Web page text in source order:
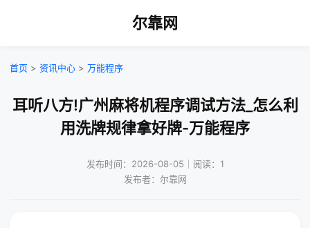
尔靠网
首页 > 资讯中心 > 万能程序
耳听八方!广州麻将机程序调试方法_怎么利
用洗牌规律拿好牌-万能程序
发布时间：2026-08-05｜阅读：1
发布者：尔靠网